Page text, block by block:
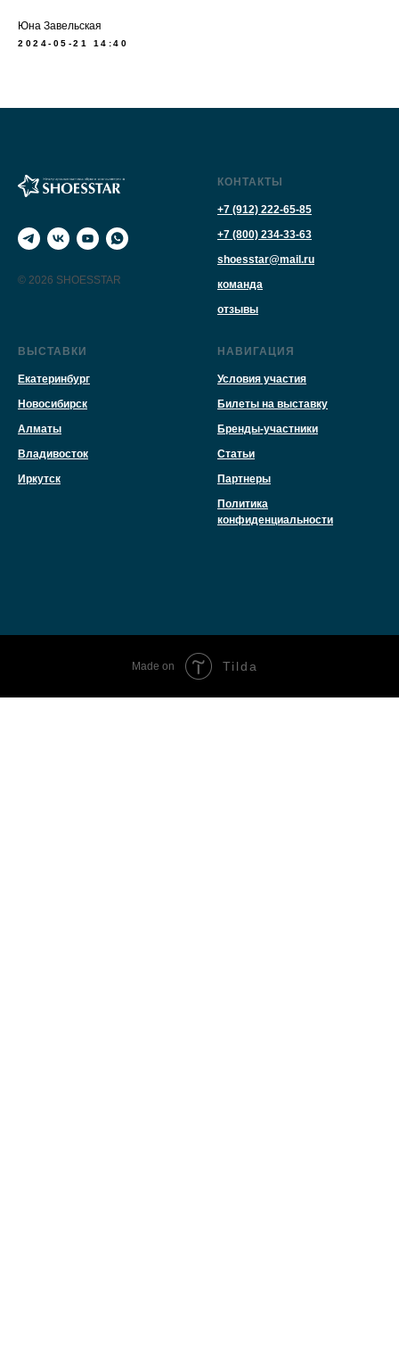
Юна Завельская
2024-05-21 14:40
© 2026 SHOESSTAR
КОНТАКТЫ
+7 (912) 222-65-85
+7 (800) 234-33-63
shoesstar@mail.ru
команда
отзывы
ВЫСТАВКИ
Екатеринбург
Новосибирск
Алматы
Владивосток
Иркутск
НАВИГАЦИЯ
Условия участия
Билеты на выставку
Бренды-участники
Статьи
Партнеры
Политика
конфиденциальности
Made on Tilda